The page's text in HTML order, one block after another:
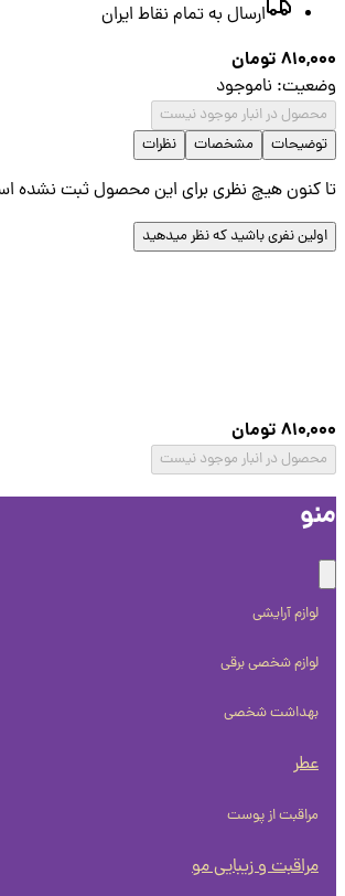
ارسال به تمام نقاط ایران
تومان
:ناموجود
در انبار موجود نیست
مشخصات نظرات
کنون هیچ نظری برای این محصول ثبت نشده است.
نفری باشید که نظر میدهید
تومان
در انبار موجود نیست
لوازم آرایشی
لوازم شخصی برقی
بهداشت شخصی
مراقبت از پوست
مراقبت و زیبایی مو